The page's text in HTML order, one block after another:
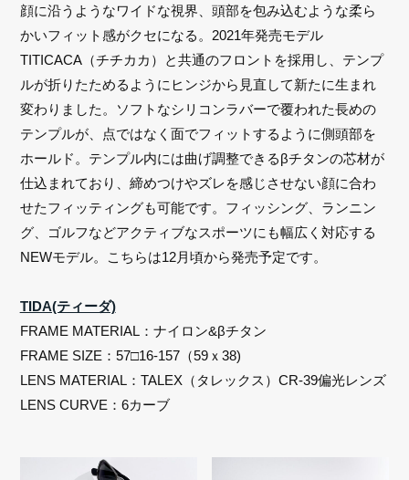
顔に沿うようなワイドな視界、頭部を包み込むような柔ら
かいフィット感がクセになる。2021年発売モデル
TITICACA（チチカカ）と共通のフロントを採用し、テンプ
ルが折りたためるようにヒンジから見直して新たに生まれ
変わりました。ソフトなシリコンラバーで覆われた長めの
テンプルが、点ではなく面でフィットするように側頭部を
ホールド。テンプル内には曲げ調整できるβチタンの芯材が
仕込まれており、締めつけやズレを感じさせない顔に合わ
せたフィッティングも可能です。フィッシング、ランニン
グ、ゴルフなどアクティブなスポーツにも幅広く対応する
NEWモデル。こちらは12月頃から発売予定です。
TIDA(ティーダ)
FRAME MATERIAL：ナイロン&βチタン
FRAME SIZE：57□16-157（59ｘ38)
LENS MATERIAL：TALEX（タレックス）CR-39偏光レンズ
LENS CURVE：6カーブ